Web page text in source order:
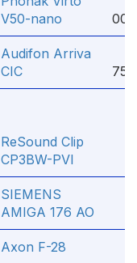
V50-nano
Audifon Arriva
CIC
ReSound Clip
CP3BW-PVI
SIEMENS
AMIGA 176 AO
Axon F-28